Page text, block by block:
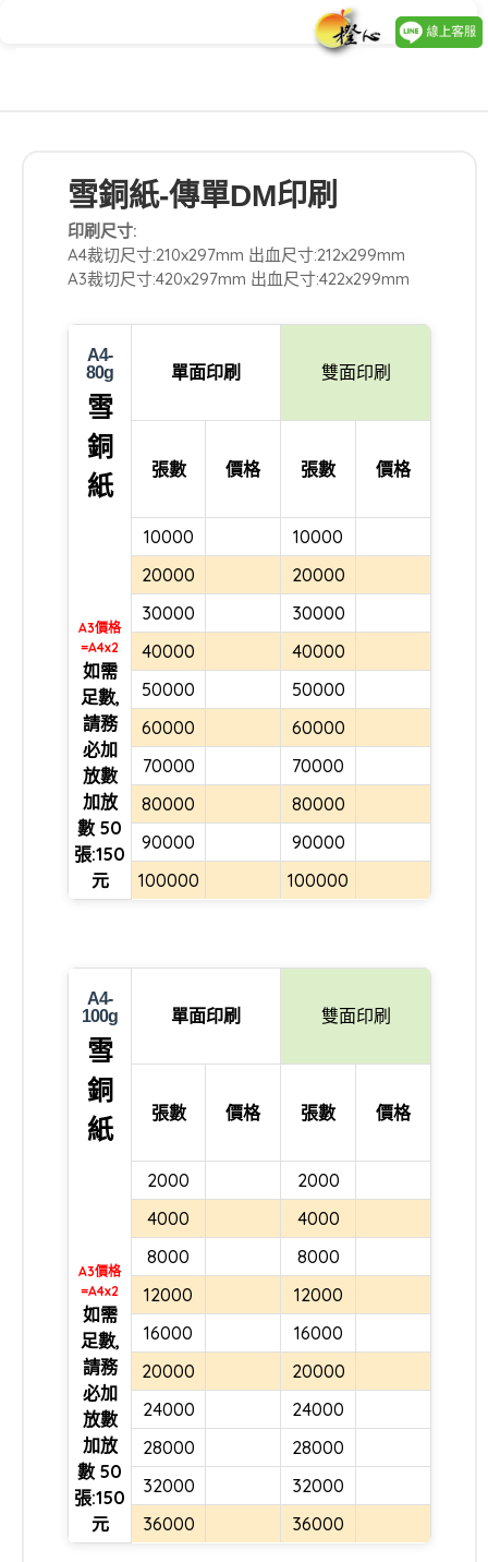
雪銅紙-傳單DM印刷
印刷尺寸:
A4裁切尺寸:210x297mm 出血尺寸:212x299mm
A3裁切尺寸:420x297mm 出血尺寸:422x299mm
A4-
80g
雪
銅
紙
A3價格
=A4x2
如需
足數,
請務
必加
放數
加放
數 50
張:150
元
單面印刷 雙面印刷
張數 價格 張數 價格
10000
10000
20000
20000
30000
30000
40000
40000
50000
50000
60000
60000
70000
70000
80000
80000
90000
90000
100000
100000
A4-
100g
雪
銅
紙
A3價格
=A4x2
如需
足數,
請務
必加
放數
加放
數 50
張:150
元
單面印刷 雙面印刷
張數 價格 張數 價格
2000
2000
4000
4000
8000
8000
12000
12000
16000
16000
20000
20000
24000
24000
28000
28000
32000
32000
36000
36000